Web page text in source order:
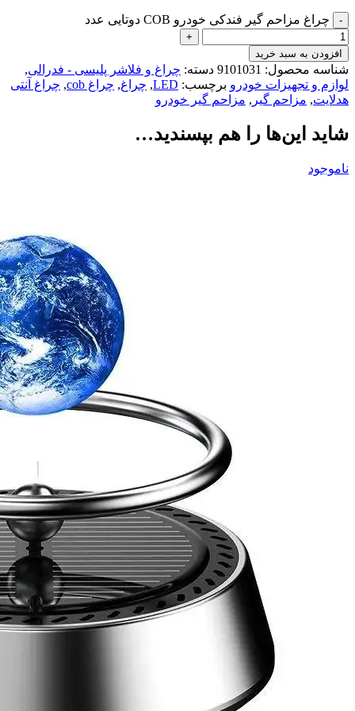
چراغ مزاحم گیر فندکی خودرو COB دوتایی عدد
افزودن به سبد خرید
شناسه محصول: 9101031 دسته: چراغ و فلاشر پلیسی - فدرالی,
لوازم و تجهیزات خودرو برچسب: LED
, چراغ, چراغ cob , چراغ آنتی
هدلایت, مزاحم گیر , مزاحم گیر خودرو
شاید این‌ها را هم بپسندید…
ناموجود